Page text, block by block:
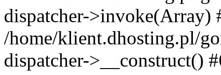
dispatcher->invoke(Array)
/home/klient.dhosting.pl/
dispatcher->__construct()